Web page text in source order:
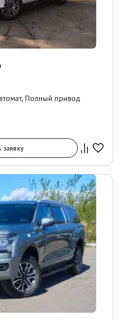
, Полный привод
заявку